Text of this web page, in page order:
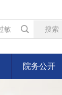
院务公开